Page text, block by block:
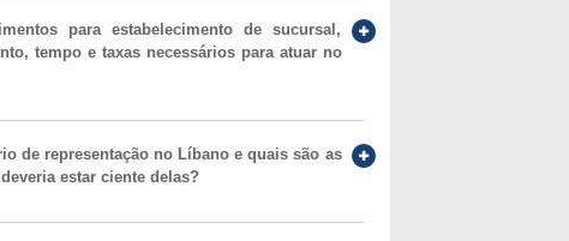
para estabelecimento de sucursal,
tempo e taxas necessários para atuar no
de representação no Líbano e quais são as
estar ciente delas?